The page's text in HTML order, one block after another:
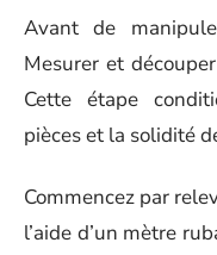
Avant de
Mesurer et
Cette étape
pièces et la solidité
Commencez par
l’aide d’un mètre